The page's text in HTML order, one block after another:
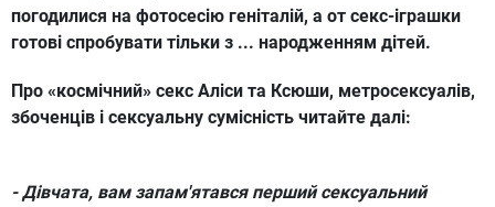
погодилися на фотосесію геніталій, а от секс-іграшки
готові спробувати тільки з ... народженням дітей.
Про «космічний» секс Аліси та Ксюши, метросексуалів,
збоченців і сексуальну сумісність читайте далі:
- Дівчата, вам запам'ятався перший сексуальний